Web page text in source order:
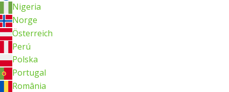
Nigeria
Norge
Österreich
Perú
Polska
Portugal
România